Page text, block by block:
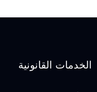
الخدمات القانونية